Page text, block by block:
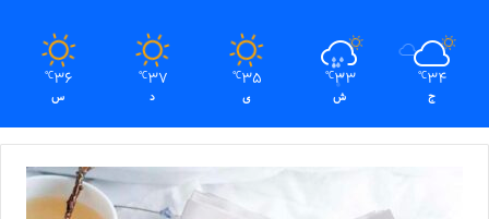
34
℃
ج
33
℃
ش
35
℃
ی
37
℃
د
36
℃
س